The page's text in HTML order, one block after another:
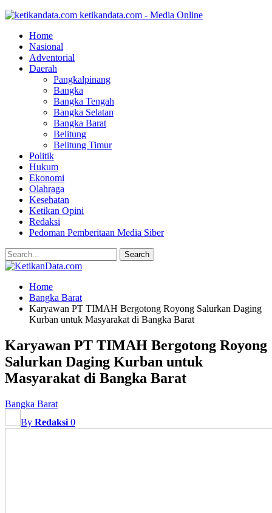
ketikandata.com - Media Online
Home
Nasional
Adventorial
Daerah
Pangkalpinang
Bangka
Bangka Tengah
Bangka Selatan
Bangka Barat
Belitung
Belitung Timur
Politik
Hukum
Ekonomi
Olahraga
Kesehatan
Ketikan Opini
Redaksi
Pedoman Pemberitaan Media Siber
Home
Bangka Barat
Karyawan PT TIMAH Bergotong Royong Salurkan Daging
Kurban untuk Masyarakat di Bangka Barat
Karyawan PT TIMAH Bergotong Royong
Salurkan Daging Kurban untuk
Masyarakat di Bangka Barat
Bangka Barat
By Redaksi 0